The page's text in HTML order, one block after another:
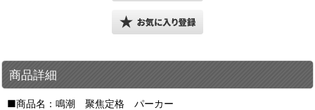
商品詳細
■商品名：鳴潮 聚焦定格 パーカー